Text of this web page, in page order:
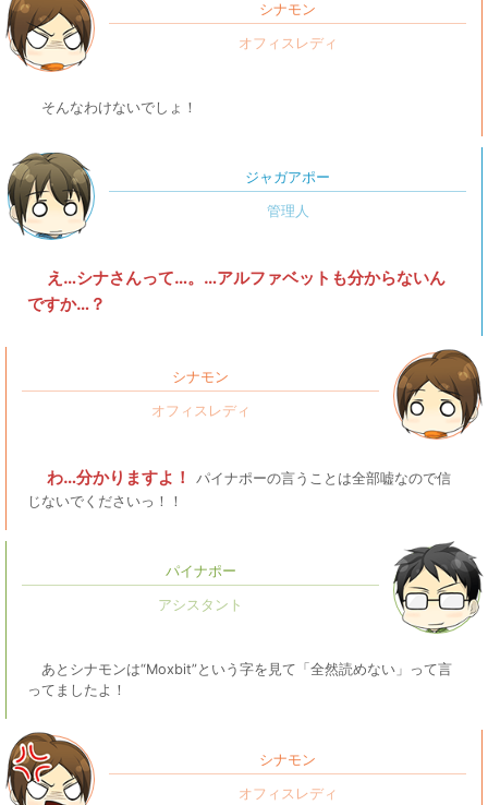
シナモン
そんなわけないでしょ！
ジャガアポー
え…シナさんって…。…アルファベットも分からないん
ですか…？
シナモン
わ…分かりますよ！
パイナポーの言うことは全部嘘なので信
じないでくださいっ！！
パイナポー
あとシナモンは“Moxbit”という字を見て「全然読めない」って言
ってましたよ！
シナモン